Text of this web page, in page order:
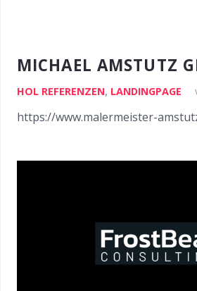
MICHAEL AMSTUTZ
HOL REFERENZEN, LANDINGPAGE
https://www.malermeister-